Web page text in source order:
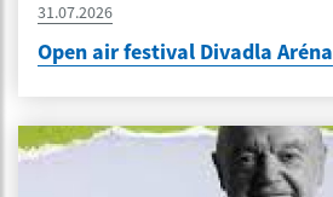
31.07.2026
Open air festival Divadla Aréna